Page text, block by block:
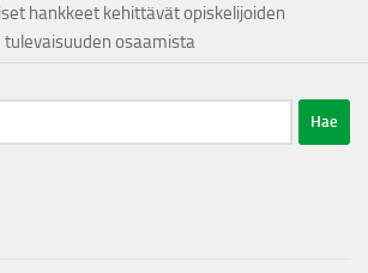
hankkeet kehittävät opiskelijoiden
tulevaisuuden osaamista